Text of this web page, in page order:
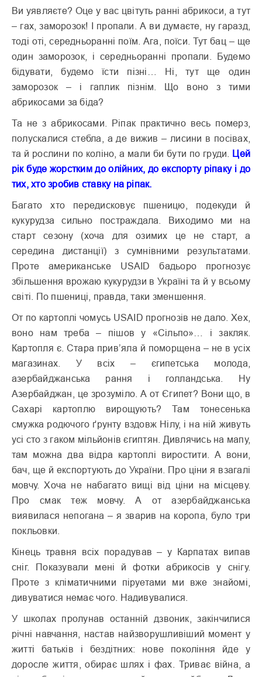
Ви уявляєте? Оце у вас цвітуть ранні абрикоси, а тут
– гах, заморозок! І пропали. А ви думаєте, ну гаразд,
тоді оті, середньоранні поїм. Ага, поїси. Тут бац – ще
один заморозок, і середньоранні пропали. Будемо
бідувати, будемо їсти пізні… Ні, тут ще один
заморозок – і гаплик пізнім. Що воно з тими
абрикосами за біда?
Та не з абрикосами. Ріпак практично весь померз,
полускалися стебла, а де вижив – лисини в посівах,
та й рослини по коліно, а мали би бути по груди. Цей
рік буде жорстким до олійних, до експорту ріпаку і до
тих, хто зробив ставку на ріпак.
Багато хто передисковує пшеницю, подекуди й
кукурудза сильно постраждала. Виходимо ми на
старт сезону (хоча для озимих це не старт, а
середина дистанції) з сумнівними результатами.
Проте американське USAID бадьоро прогнозує
збільшення врожаю кукурудзи в Україні та й у всьому
світі. По пшениці, правда, таки зменшення.
От по картоплі чомусь USAID прогнозів не дало. Хех,
воно нам треба – пішов у «Сільпо»… і закляк.
Картопля є. Стара прив’яла й поморщена – не в усіх
магазинах. У всіх – єгипетська молода,
азербайджанська рання і голландська. Ну
Азербайджан, це зрозуміло. А от Єгипет? Вони що, в
Сахарі кар­топлю вирощують? Там тонесенька
смужка родючого ґрунту вздовж Нілу, і на ній живуть
усі сто з гаком мільйонів єгиптян. Дивлячись на мапу,
там можна два відра картоплі виростити. А вони,
бач, ще й експортують до України. Про ціни я взагалі
мовчу. Хоча не набагато вищі від ціни на місцеву.
Про смак теж мовчу. А от азербайджанська
виявилася непогана – я зварив на коропа, було три
покльовки.
Кінець травня всіх порадував – у Карпатах випав
сніг. Показували мені й фотки абрикосів у снігу.
Проте з кліматичними піруетами ми вже знайомі,
дивуватися немає чого. Надивувалися.
У школах пролунав останній дзвоник, закінчилися
річні навчання, настав найзворушливіший момент у
житті батьків і бездітних: нове покоління йде у
доросле життя, обирає шлях і фах. Триває війна, а